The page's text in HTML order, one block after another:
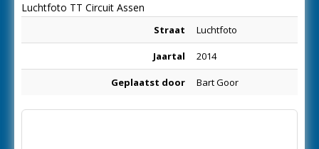
Luchtfoto TT Circuit Assen
Straat Luchtfoto
Jaartal 2014
Geplaatst door Bart Goor